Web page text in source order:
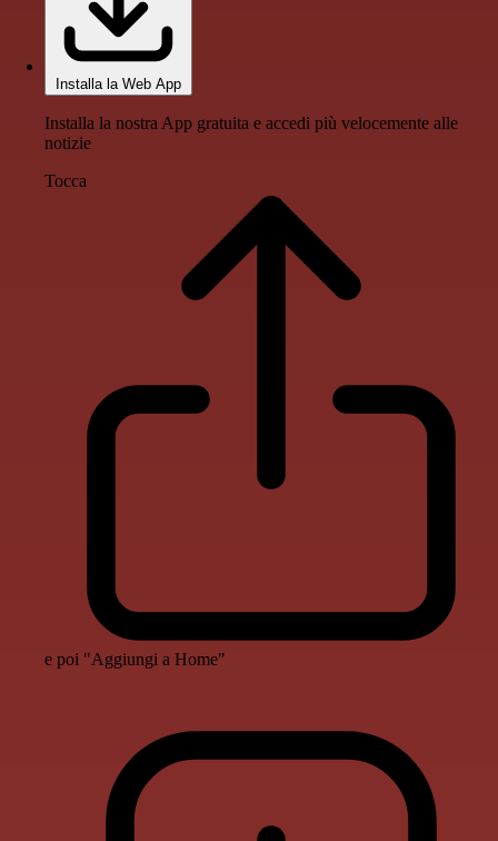
Installa la Web App
Installa la nostra App gratuita e accedi più velocemente alle
notizie
Tocca
e poi "Aggiungi a Home"